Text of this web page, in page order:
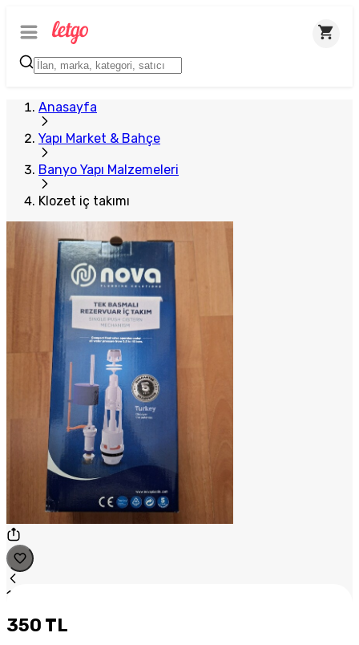
Anasayfa
Yapı Market & Bahçe
Banyo Yapı Malzemeleri
Klozet iç takımı
1
350 TL